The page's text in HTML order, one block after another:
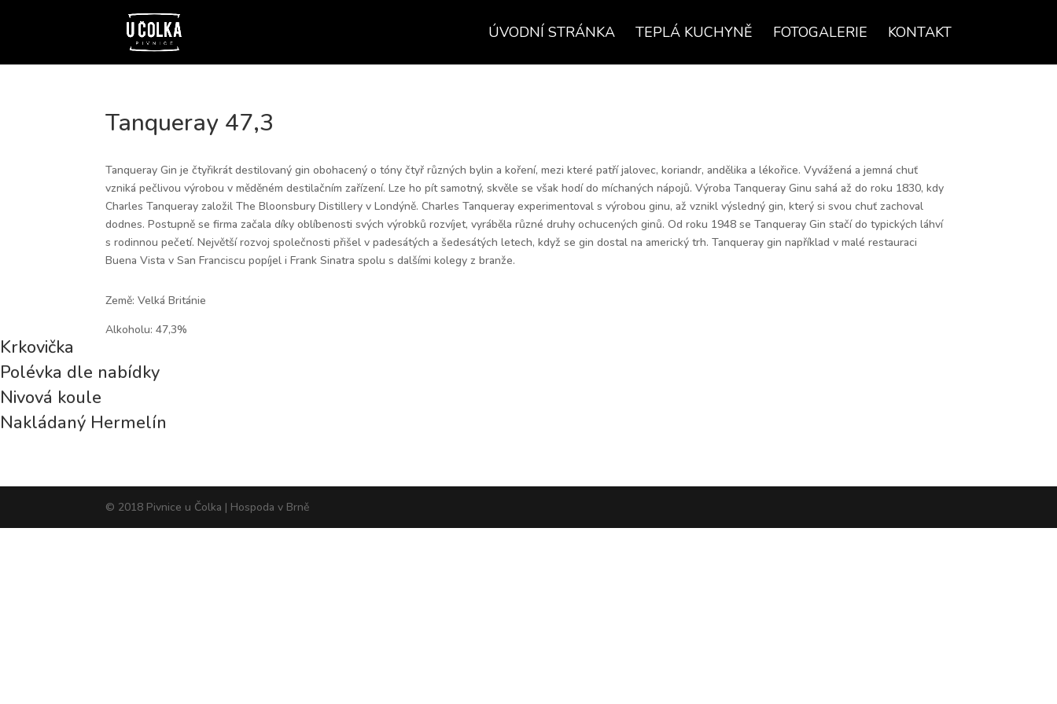
ÚVODNÍ STRÁNKA TEPLÁ KUCHYNĚ FOTOGALERIE KONTAKT
Tanqueray 47,3
Tanqueray Gin je čtyřikrát destilovaný gin obohacený o tóny čtyř různých bylin a koření, mezi které patří jalovec, koriandr, andělika a lékořice. Vyvážená a jemná chuť
vzniká pečlivou výrobou v měděném destilačním zařízení. Lze ho pít samotný, skvěle se však hodí do míchaných nápojů. Výroba Tanqueray Ginu sahá až do roku 1830, kdy
Charles Tanqueray založil The Bloonsbury Distillery v Londýně. Charles Tanqueray experimentoval s výrobou ginu, až vznikl výsledný gin, který si svou chuť zachoval
dodnes. Postupně se firma začala díky oblíbenosti svých výrobků rozvíjet, vyráběla různé druhy ochucených ginů. Od roku 1948 se Tanqueray Gin stačí do typických láhví
s rodinnou pečetí. Největší rozvoj společnosti přišel v padesátých a šedesátých letech, když se gin dostal na americký trh. Tanqueray gin například v malé restauraci
Buena Vista v San Franciscu popíjel i Frank Sinatra spolu s dalšími kolegy z branže.
Země: Velká Británie
Alkoholu: 47,3%
Krkovička
Polévka dle nabídky
Nivová koule
Nakládaný Hermelín
© 2018 Pivnice u Čolka | Hospoda v Brně